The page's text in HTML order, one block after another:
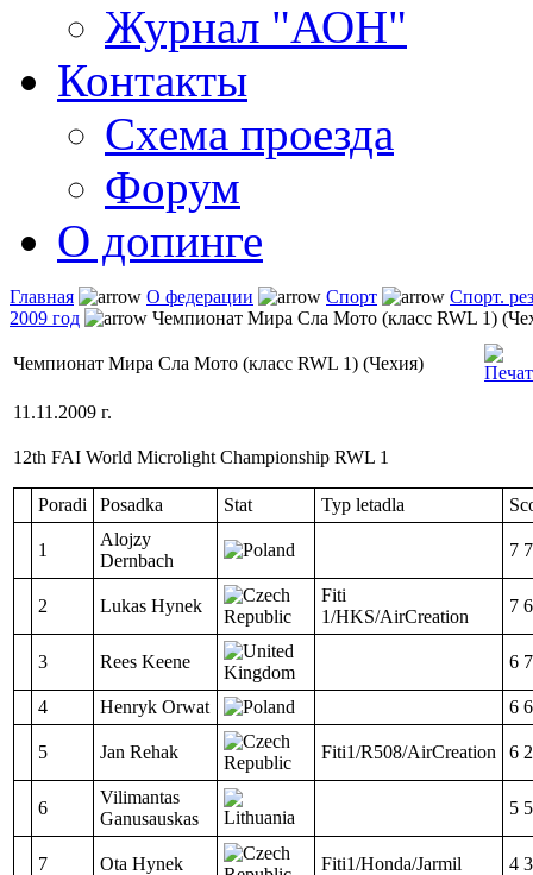
Журнал "АОН"
Контакты
Схема проезда
Форум
О допинге
Главная О федерации Спорт
Спорт.
2009 год
Чемпионат Мира Сла Мото (класс RWL 1)
Чемпионат Мира Сла Мото (класс RWL 1) (Чехия)
11.11.2009 г.
12th FAI World Microlight Championship RWL 1
Poradi Posadka Stat Typ letadla
1
Alojzy
Dernbach
7
2 Lukas Hynek
Fiti
1/HKS/AirCreation
7
3 Rees Keene 6
4 Henryk Orwat 6
5 Jan Rehak Fiti1/R508/AirCreation 6
6
Vilimantas
Ganusauskas
5
7 Ota Hynek Fiti1/Honda/Jarmil 4